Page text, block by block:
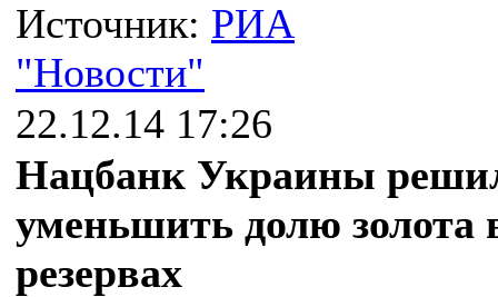
Источник: РИА
"Новости"
22.12.14 17:26
Нацбанк Украины
уменьшить долю золота
резервах